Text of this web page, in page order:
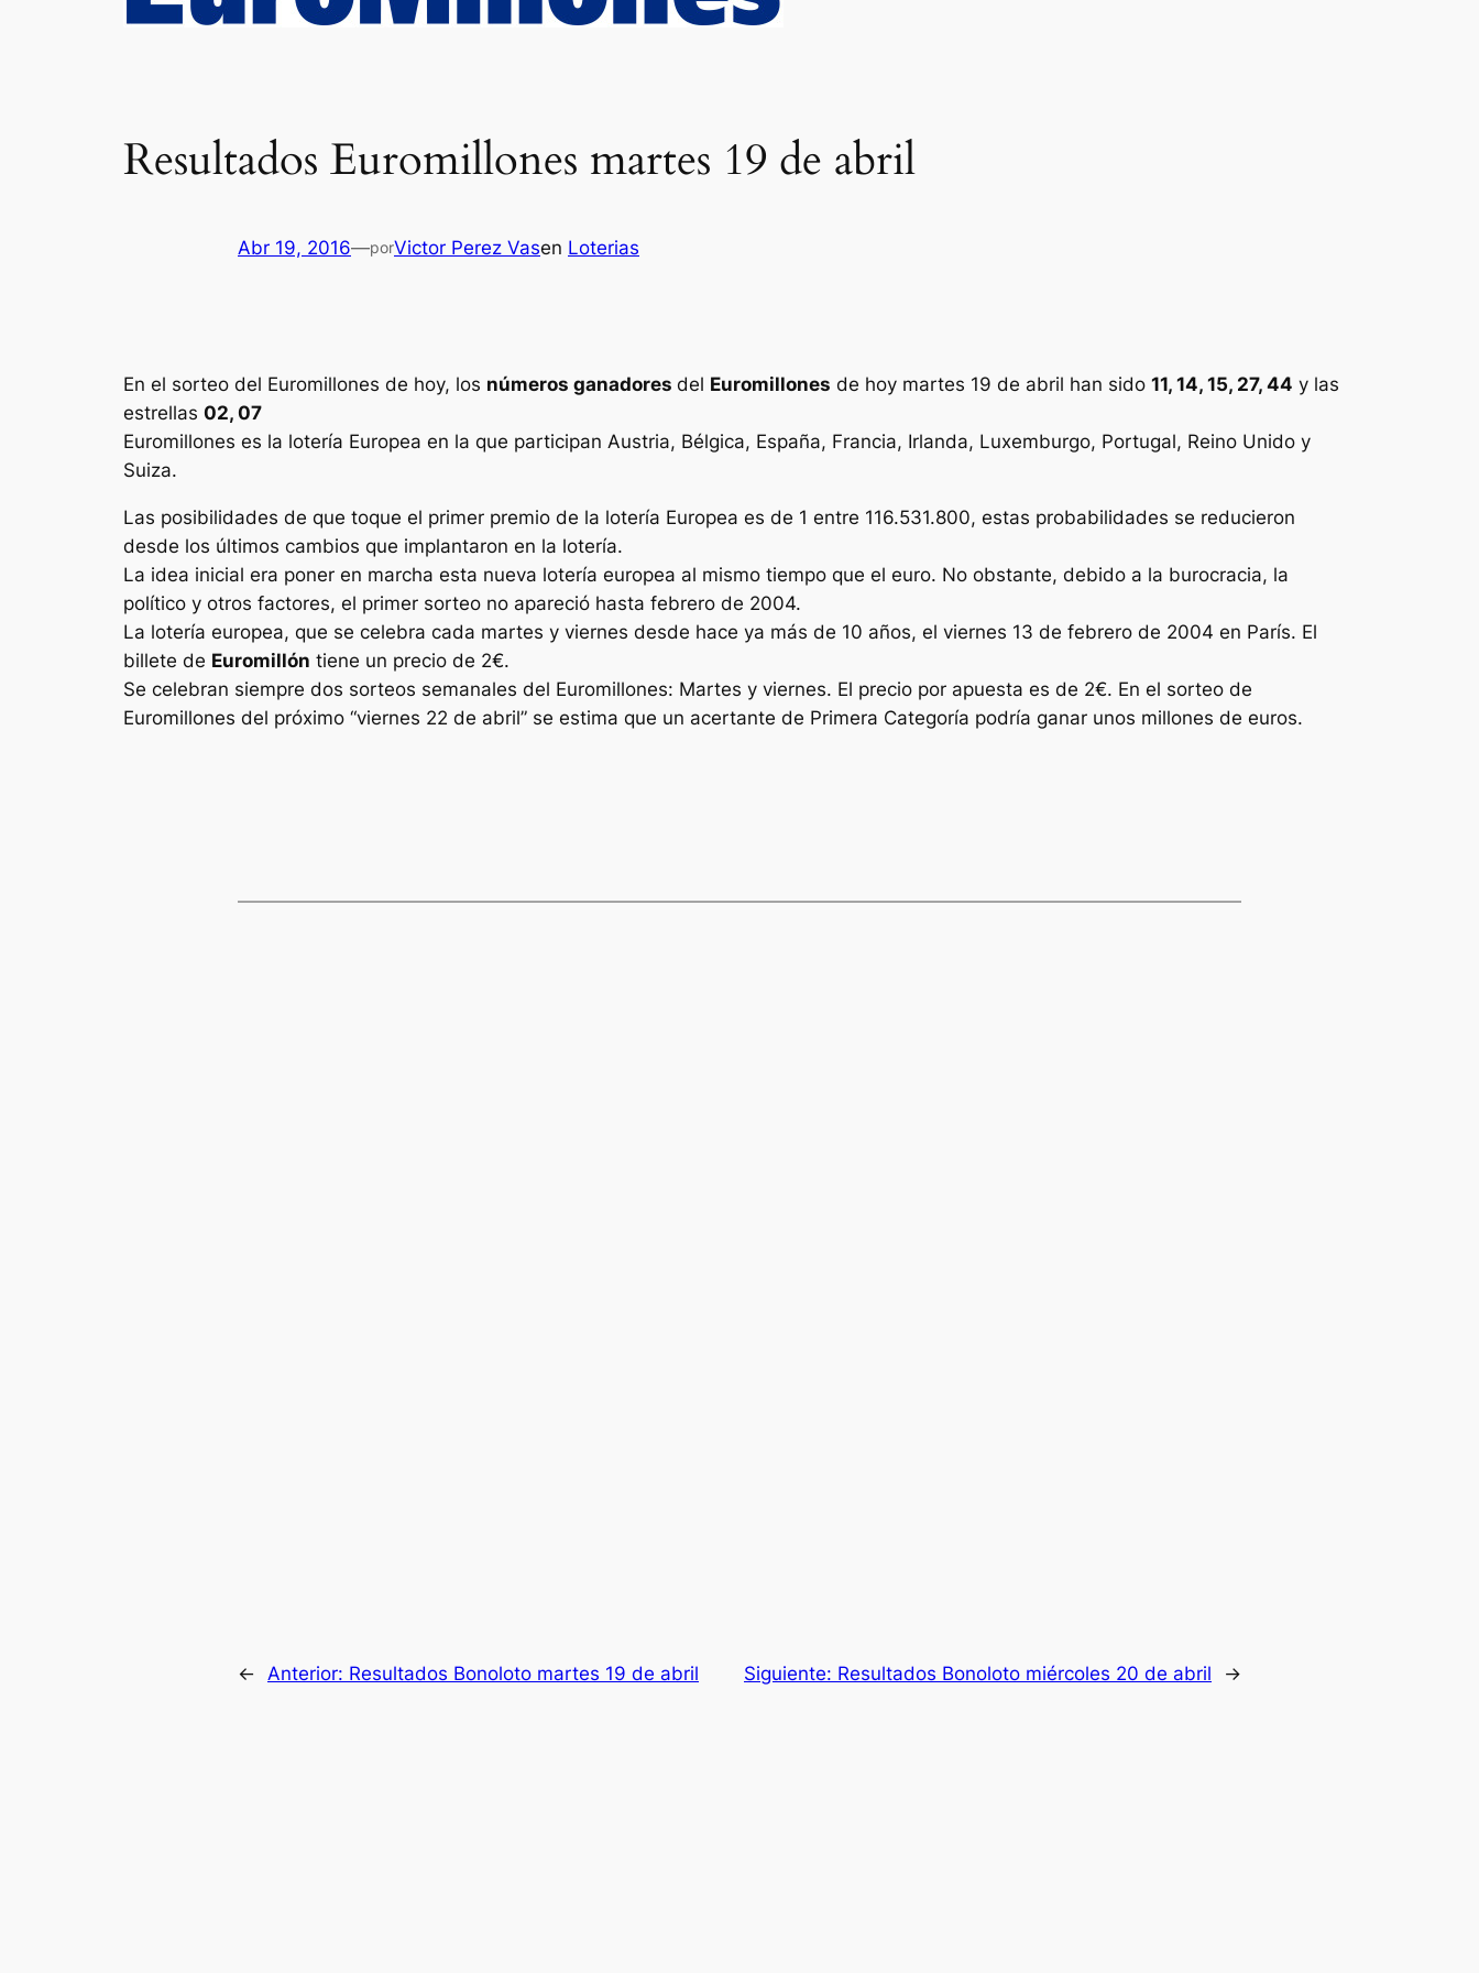
Resultados Euromillones martes 19 de abril
Abr 19, 2016—porVictor Perez Vasen Loterias
En el sorteo del Euromillones de hoy, los números ganadores del Euromillones de hoy martes 19 de abril han sido 11, 14, 15, 27, 44 y las
estrellas 02, 07
Euromillones es la lotería Europea en la que participan Austria, Bélgica, España, Francia, Irlanda, Luxemburgo, Portugal, Reino Unido y
Suiza.
Las posibilidades de que toque el primer premio de la lotería Europea es de 1 entre 116.531.800, estas probabilidades se reducieron
desde los últimos cambios que implantaron en la lotería.
La idea inicial era poner en marcha esta nueva lotería europea al mismo tiempo que el euro. No obstante, debido a la burocracia, la
político y otros factores, el primer sorteo no apareció hasta febrero de 2004.
La lotería europea, que se celebra cada martes y viernes desde hace ya más de 10 años, el viernes 13 de febrero de 2004 en París. El
billete de Euromillón tiene un precio de 2€.
Se celebran siempre dos sorteos semanales del Euromillones: Martes y viernes. El precio por apuesta es de 2€. En el sorteo de
Euromillones del próximo “viernes 22 de abril” se estima que un acertante de Primera Categoría podría ganar unos millones de euros.
← Anterior: Resultados Bonoloto martes 19 de abril Siguiente: Resultados Bonoloto miércoles 20 de abril →